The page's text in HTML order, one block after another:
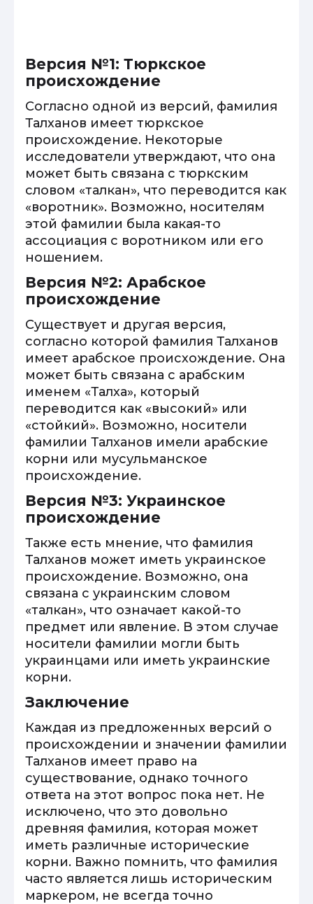
Версия №1: Тюркское
происхождение
Согласно одной из версий, фамилия
Талханов имеет тюркское
происхождение. Некоторые
исследователи утверждают, что она
может быть связана с тюркским
словом «талкан», что переводится как
«воротник». Возможно, носителям
этой фамилии была какая-то
ассоциация с воротником или его
ношением.
Версия №2: Арабское
происхождение
Существует и другая версия,
согласно которой фамилия Талханов
имеет арабское происхождение. Она
может быть связана с арабским
именем «Талха», который
переводится как «высокий» или
«стойкий». Возможно, носители
фамилии Талханов имели арабские
корни или мусульманское
происхождение.
Версия №3: Украинское
происхождение
Также есть мнение, что фамилия
Талханов может иметь украинское
происхождение. Возможно, она
связана с украинским словом
«талкан», что означает какой-то
предмет или явление. В этом случае
носители фамилии могли быть
украинцами или иметь украинские
корни.
Заключение
Каждая из предложенных версий о
происхождении и значении фамилии
Талханов имеет право на
существование, однако точного
ответа на этот вопрос пока нет. Не
исключено, что это довольно
древняя фамилия, которая может
иметь различные исторические
корни. Важно помнить, что фамилия
часто является лишь историческим
маркером, не всегда точно